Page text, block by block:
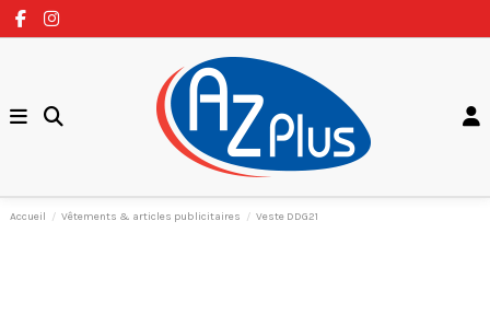
Accueil Vêtements & articles publicitaires Veste DDG21